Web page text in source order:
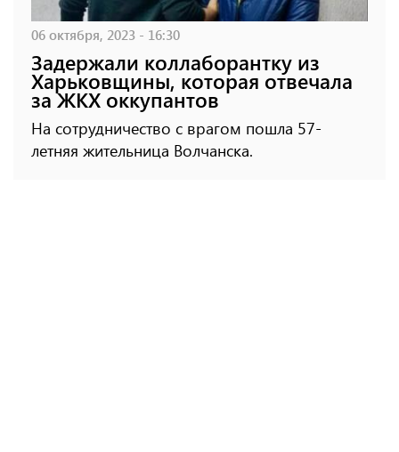
06 октября, 2023 - 16:30
Задержали коллаборантку из
Харьковщины, которая отвечала
за ЖКХ оккупантов
На сотрудничество с врагом пошла 57-
летняя жительница Волчанска.